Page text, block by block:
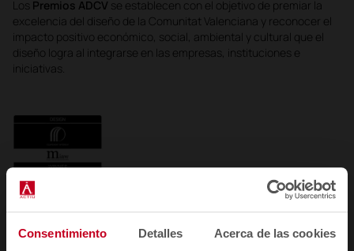
Consentimiento Detalles Acerca de las cookies
Los Premios ADCV se establecen con el objetivo de premiar la
excelencia del diseño de la Comunitat Valenciana y reconocer el
impacto positivo económico, social, ambiental y cultural que el
diseño logra al integrarse en las empresas, instituciones e
iniciativas.
Muuuz International Awards
pormuuuz, en colaboración conla revista D'A. Desde hace más